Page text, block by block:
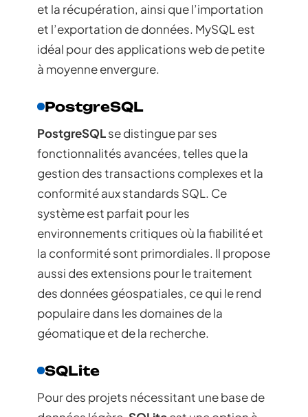
et la récupération, ainsi que l’importation
et l’exportation de données. MySQL est
idéal pour des applications web de petite
à moyenne envergure.
PostgreSQL
PostgreSQLse distingue par ses
fonctionnalités avancées, telles que la
gestion des transactions complexes et la
conformité aux standards SQL. Ce
système est parfait pour les
environnements critiques où la fiabilité et
la conformité sont primordiales. Il propose
aussi des extensions pour le traitement
des données géospatiales, ce qui le rend
populaire dans les domaines de la
géomatique et de la recherche.
SQLite
Pour des projets nécessitant une base de